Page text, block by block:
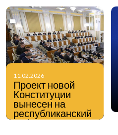
11.02.2026
Проект новой
Конституции
вынесен на
республиканский
референдум